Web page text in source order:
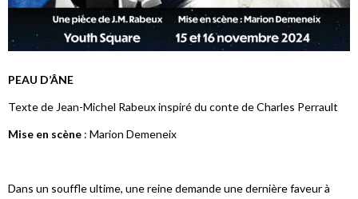
PEAU D’ÂNE
Texte de Jean-Michel Rabeux inspiré du conte de Charles Perrault
Mise en scène : Marion Demeneix
Dans un souffle ultime, une reine demande une dernière faveur à